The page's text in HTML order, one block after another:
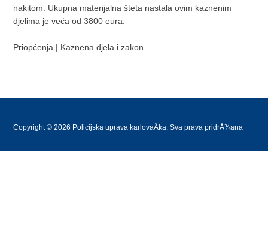
nakitom. Ukupna materijalna šteta nastala ovim kaznenim
djelima je veća od 3800 eura.
Priopćenja | Kaznena djela i zakon
Copyright © 2026 Policijska uprava karlovaÄka. Sva prava pridrÅ¾ana